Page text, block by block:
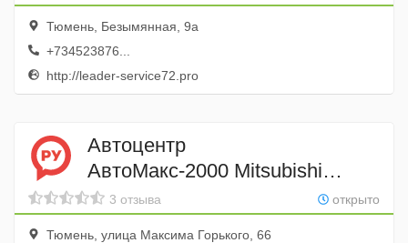
Тюмень, Безымянная, 9а
+734523876...
http://leader-service72.pro
Автоцентр
АвтоМакс-2000 Mitsubishi
центр
открыто
3 отзыва
Тюмень, улица Максима Горького, 66